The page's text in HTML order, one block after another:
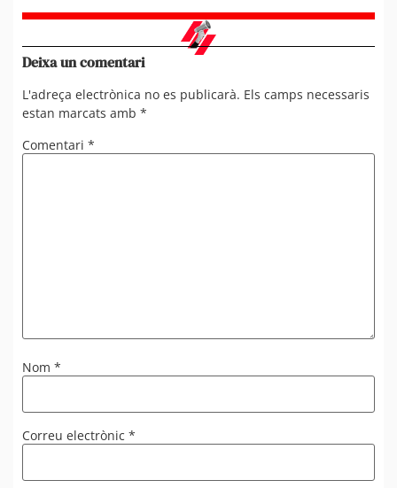
Deixa un comentari
L'adreça electrònica no es publicarà. Els camps necessaris
estan marcats amb *
Comentari *
Nom *
Correu electrònic *